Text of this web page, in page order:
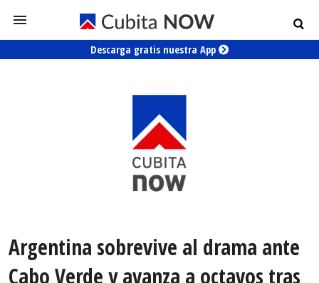
Descarga gratis nuestra App
Argentina sobrevive al drama ante
Cabo Verde y avanza a octavos tras